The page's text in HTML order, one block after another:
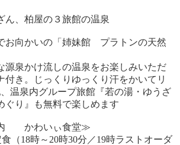
、柏屋の３旅館の温泉
向かいの「姉妹館 プラトンの天然
源泉かけ流しの温泉をお楽しみいただ
付き。じっくりゆっくり汗をかいてリ
温泉内グループ旅館『若の湯・ゆうざ
ぐり』も無料で楽しめます
内 かわいぃ食堂≫
（18時～20時30分／19時ラストオーダ